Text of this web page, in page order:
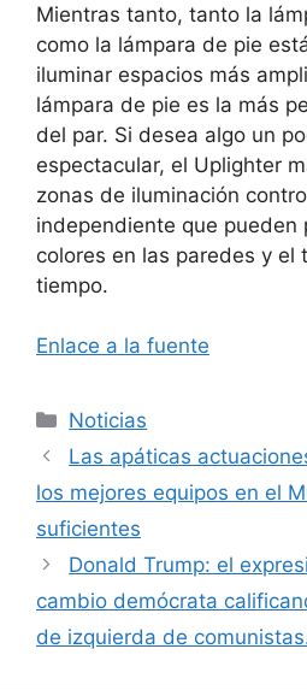
Mientras tanto, tanto la
como la lámpara de pie
iluminar espacios más
lámpara de pie es la más
del par. Si desea algo un
espectacular, el Uplighter
zonas de iluminación
independiente que pueden
colores en las paredes y el
tiempo.
Enlace a la fuente
Categorías
Noticias
Las apáticas
los mejores equipos en el
suficientes
Donald Trump: el
cambio demócrata
de izquierda de